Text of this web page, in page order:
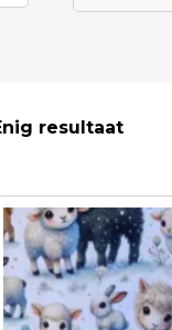
resultaat